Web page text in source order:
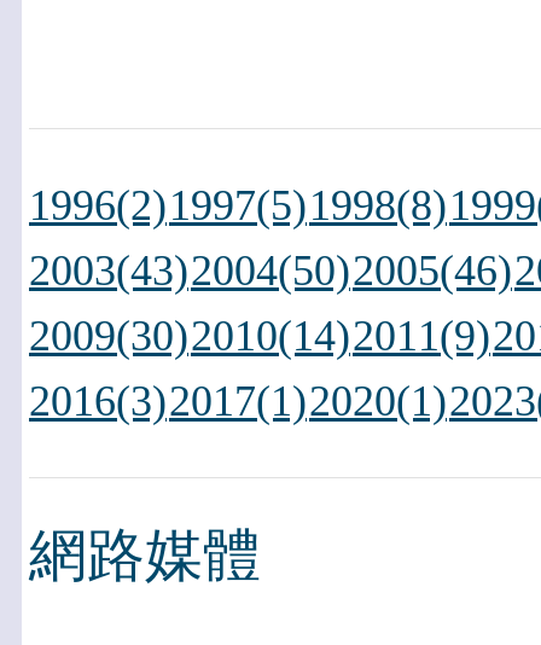
1996(2)1997(5)1998(8)
2003(43)2004(50)2005(46)
2009(30)2010(14)2011(9)
2016(3)2017(1)2020(1)
網路媒體